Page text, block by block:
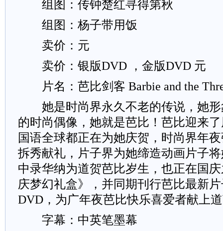
组图：传钟楚红寻得第秋
组图：杨子带用饭
卖价：元
卖价：银版DVD ，金版DVD 元
片名：芭比剑客 Barbie and the
她是时尚界永久不老的传说，她形
的时尚偶像，她就是芭比！芭比迎来
国语全球都正在为她庆贺，时尚界年
拆秀献礼，片子界为她缔造动画片子
中录华纳为道贺芭比岁生，也正在国
庆梦幻礼盒》，并同期刊行芭比最新
DVD，为广年夜芭比快乐喜爱者献上
字幕：中英笔墨幕